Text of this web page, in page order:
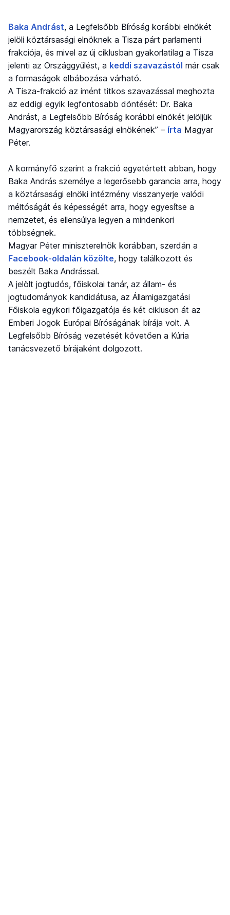
Baka Andrást, a Legfelsőbb Bíróság korábbi elnökét
jelöli köztársasági elnöknek a Tisza párt parlamenti
frakciója, és mivel az új ciklusban gyakorlatilag a Tisza
jelenti az Országgyűlést, a keddi szavazástól már csak
a formaságok elbábozása várható.
A Tisza-frakció az imént titkos szavazással meghozta
az eddigi egyik legfontosabb döntését: Dr. Baka
Andrást, a Legfelsőbb Bíróság korábbi elnökét jelöljük
Magyarország köztársasági elnökének” – írta Magyar
Péter.
A kormányfő szerint a frakció egyetértett abban, hogy
Baka András személye a legerősebb garancia arra, hogy
a köztársasági elnöki intézmény visszanyerje valódi
méltóságát és képességét arra, hogy egyesítse a
nemzetet, és ellensúlya legyen a mindenkori
többségnek.
Magyar Péter miniszterelnök korábban, szerdán a
Facebook-oldalán közölte, hogy találkozott és
beszélt Baka Andrással.
A jelölt jogtudós, főiskolai tanár, az állam- és
jogtudományok kandidátusa, az Államigazgatási
Főiskola egykori főigazgatója és két cikluson át az
Emberi Jogok Európai Bíróságának bírája volt. A
Legfelsőbb Bíróság vezetését követően a Kúria
tanácsvezető bírájaként dolgozott.